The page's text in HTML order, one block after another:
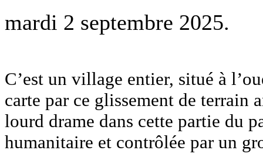
mardi 2 septembre 2025.
C’est un village entier, situé à
carte par ce glissement de terrain
lourd drame dans cette partie du
humanitaire et contrôlée par un